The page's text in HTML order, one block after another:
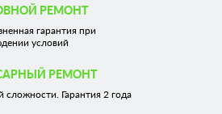
РЕМОНТ
гарантия при
условий
РЕМОНТ
Гарантия 2 года